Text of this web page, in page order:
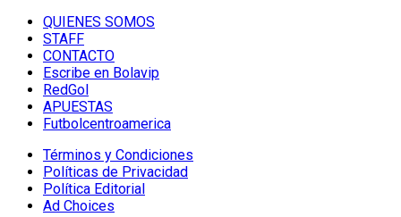
QUIENES SOMOS
STAFF
CONTACTO
Escribe en Bolavip
RedGol
APUESTAS
Futbolcentroamerica
Términos y Condiciones
Políticas de Privacidad
Política Editorial
Ad Choices